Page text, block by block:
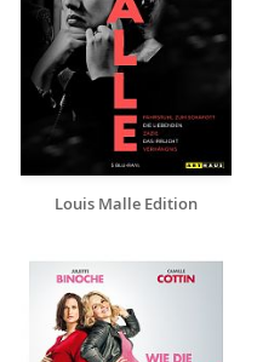
Louis Malle Edition